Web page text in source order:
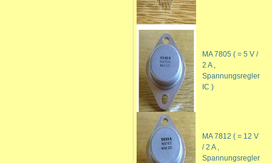
MA 7805 ( = 5 V /
2 A ,
Spannungsregler
IC )
MA 7812 ( = 12 V
/ 2 A ,
Spannungsregler